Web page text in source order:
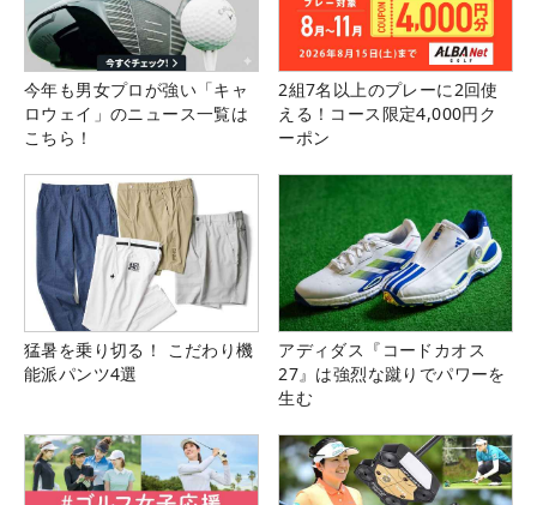
今年も男女プロが強い「キャ
ロウェイ」のニュース一覧は
こちら！
2組7名以上のプレーに2回使
える！コース限定4,000円ク
ーポン
猛暑を乗り切る！ こだわり機
能派パンツ4選
アディダス『コードカオス
27』は強烈な蹴りでパワーを
生む